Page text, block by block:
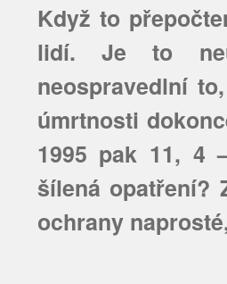
Když to
lidí. Je to
neospravedlní
úmrtnosti
1995 pak 11, 4
šílená opatření?
ochrany